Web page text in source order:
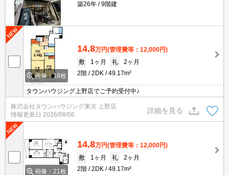
築26年
9階建
画像：18枚
14.8万円(管理費等：12,000円)
敷
1ヶ月 礼
2ヶ月
2階
2DK 49.17m²
タウンハウジング上野店でご予約受付中♪
株式会社タウンハウジング東京 上野店
情報更新日 2026/08/06
詳細を見る
画像：21枚
14.8万円(管理費等：12,000円)
敷
1ヶ月 礼
2ヶ月
2階
2DK 49.17m²